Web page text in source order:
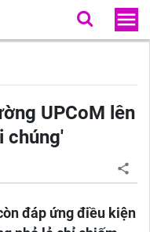
UPCoM lên
chúng'
đáp ứng điều kiện